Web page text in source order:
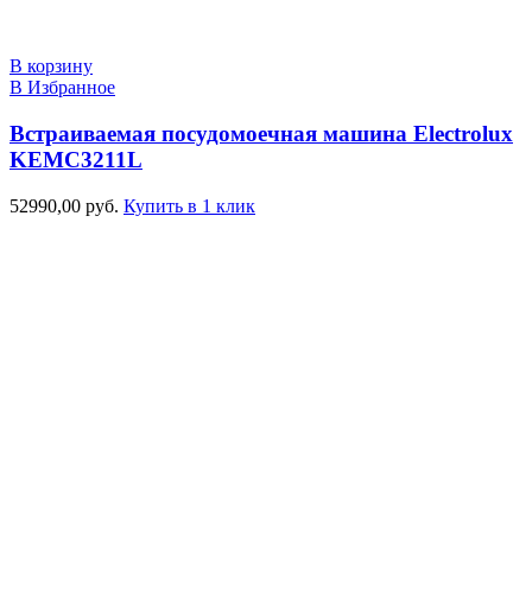
В корзину
В Избранное
Встраиваемая посудомоечная машина Electrolux
KEMC3211L
52990,00 руб. Купить в 1 клик